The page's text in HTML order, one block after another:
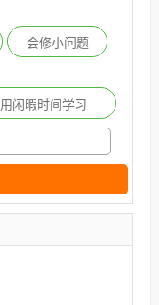
会修小问题
闲暇时间学习